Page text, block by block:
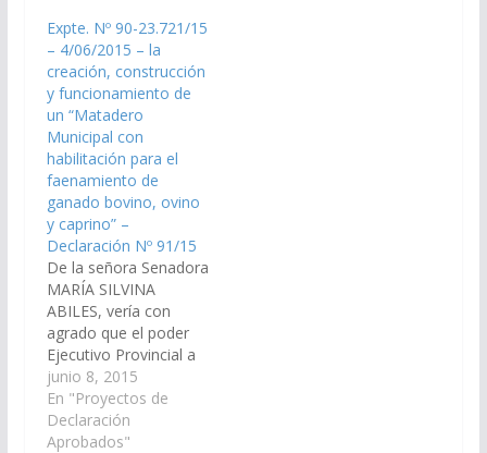
desparasitación de
ganado menor ovino y
caprino que favorezca
a los pequeños
productores y a los
emprendimientos
familiares de la…
Expte. Nº 90-23.721/15
– 4/06/2015 – la
creación, construcción
y funcionamiento de
un “Matadero
Municipal con
habilitación para el
faenamiento de
ganado bovino, ovino
y caprino” –
Declaración Nº 91/15
De la señora Senadora
MARÍA SILVINA
ABILES, vería con
agrado que el poder
Ejecutivo Provincial a
través del Ministerio de
Economía,
Infraestructura,
Servicios Públicos,
junio 8, 2015
En "Proyectos de
Declaración
Aprobados"